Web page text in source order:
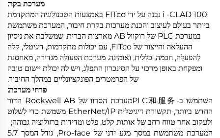
מערכת בקר:
i -CLAD 100 נבנה על ידי FITco באמצעות הטכנולוגיה המתקדמת
ביותר בעולם לעיצוב והכנת מערכות בקרת חיבור, המערכת משתמשת
במערכת PLC של רוקוול AB מארצות הברית, שמשלבת את ניסיון
ההעלאה והייצור של FITco, עם יכולות מתקדמות, דיגיטלי, קלה
להפעלה, חכמה, כללית, ואומינה. מערכת הפעולה מגדירה, מאחסנת
ומפקחת באופן מרכזי על הסינכרון התפלג, ויש לה יכולת יישום טובה
של הפרמטרים הפונקציונליים במהלך החיבור.
פרחי מערכת:
השתמשו ב-PLC和服务מערכת הסרוו של Rockwell AB הדור
החדש ביותר, תקשורת דיגיטלית EtherNet/IP משמשת כדי לשלוט
ולעקוב אחר טווח רחב של אותות קלט, פלט ומדידות ברזולוציה גבוהה;
המערכת משתמשת במסך מגע ידני של Pro-face, גודל המסך 5.7